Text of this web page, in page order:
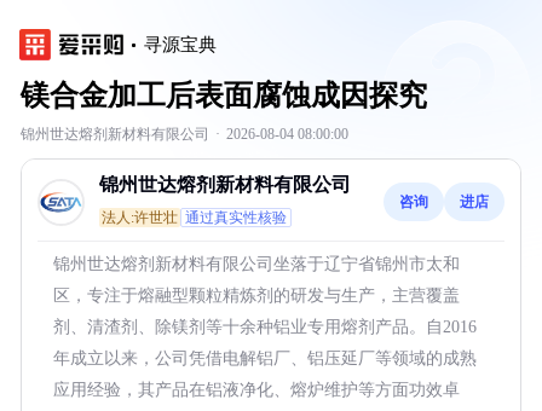
寻源宝典
镁合金加工后表面腐蚀成因探究
锦州世达熔剂新材料有限公司 · 2026-08-04 08:00:00
锦州世达熔剂新材料有限公司
法人:许世壮 通过真实性核验
咨询 进店
锦州世达熔剂新材料有限公司坐落于辽宁省锦州市太和
区，专注于熔融型颗粒精炼剂的研发与生产，主营覆盖
剂、清渣剂、除镁剂等十余种铝业专用熔剂产品。自2016
年成立以来，公司凭借电解铝厂、铝压延厂等领域的成熟
应用经验，其产品在铝液净化、熔炉维护等方面功效卓